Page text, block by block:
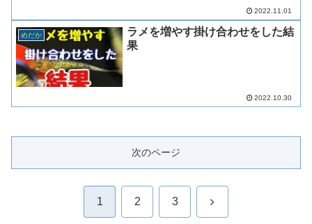
2022.11.01
めだか
ラメを増やす掛け合わせをした結
果
2022.10.30
次のページ
1 2 3 次